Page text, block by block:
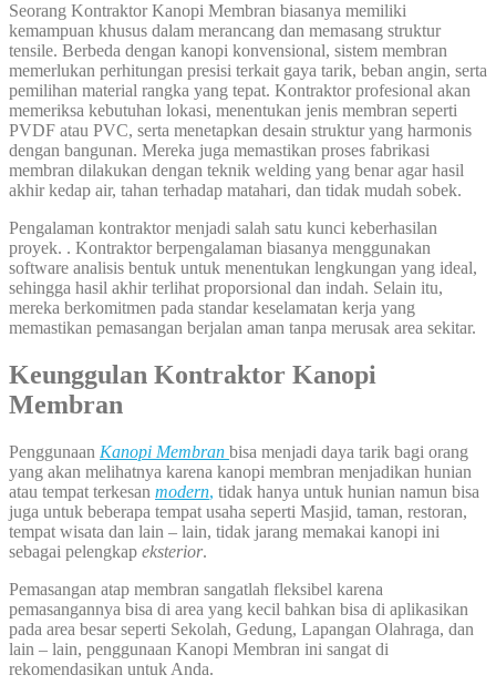
Seorang Kontraktor Kanopi Membran biasanya memiliki
kemampuan khusus dalam merancang dan memasang struktur
tensile. Berbeda dengan kanopi konvensional, sistem membran
memerlukan perhitungan presisi terkait gaya tarik, beban angin, serta
pemilihan material rangka yang tepat. Kontraktor profesional akan
memeriksa kebutuhan lokasi, menentukan jenis membran seperti
PVDF atau PVC, serta menetapkan desain struktur yang harmonis
dengan bangunan. Mereka juga memastikan proses fabrikasi
membran dilakukan dengan teknik welding yang benar agar hasil
akhir kedap air, tahan terhadap matahari, dan tidak mudah sobek.
Pengalaman kontraktor menjadi salah satu kunci keberhasilan
proyek. . Kontraktor berpengalaman biasanya menggunakan
software analisis bentuk untuk menentukan lengkungan yang ideal,
sehingga hasil akhir terlihat proporsional dan indah. Selain itu,
mereka berkomitmen pada standar keselamatan kerja yang
memastikan pemasangan berjalan aman tanpa merusak area sekitar.
Keunggulan Kontraktor Kanopi
Membran
Penggunaan Kanopi Membran bisa menjadi daya tarik bagi orang
yang akan melihatnya karena kanopi membran menjadikan hunian
atau tempat terkesan modern, tidak hanya untuk hunian namun bisa
juga untuk beberapa tempat usaha seperti Masjid, taman, restoran,
tempat wisata dan lain – lain, tidak jarang memakai kanopi ini
sebagai pelengkap eksterior.
Pemasangan atap membran sangatlah fleksibel karena
pemasangannya bisa di area yang kecil bahkan bisa di aplikasikan
pada area besar seperti Sekolah, Gedung, Lapangan Olahraga, dan
lain – lain, penggunaan Kanopi Membran ini sangat di
rekomendasikan untuk Anda.